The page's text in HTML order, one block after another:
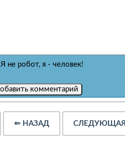
Я не робот, я - человек!
⇐ НАЗАД СЛЕДУЮЩАЯ